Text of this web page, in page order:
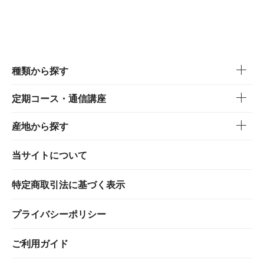
種類から探す
定期コース・通信講座
産地から探す
当サイトについて
特定商取引法に基づく表示
プライバシーポリシー
ご利用ガイド